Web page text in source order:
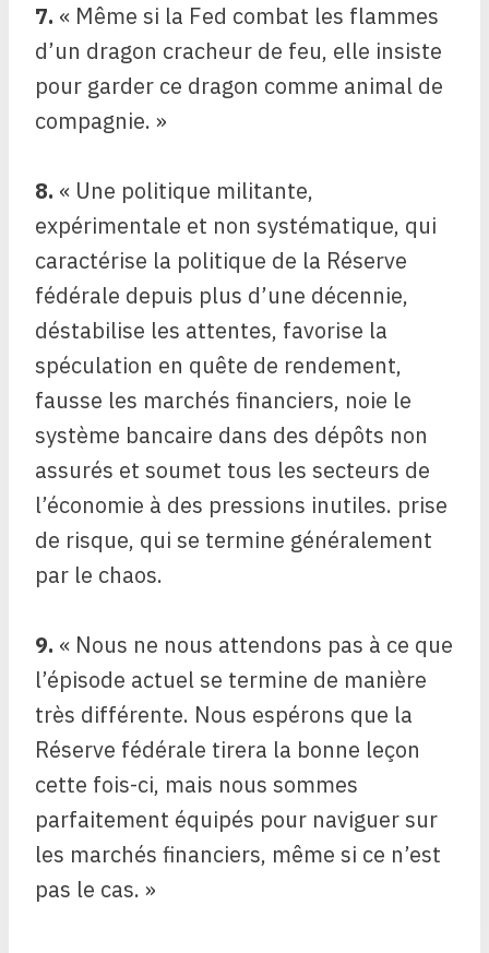
7. « Même si la Fed combat les flammes
d’un dragon cracheur de feu, elle insiste
pour garder ce dragon comme animal de
compagnie. »
8. « Une politique militante,
expérimentale et non systématique, qui
caractérise la politique de la Réserve
fédérale depuis plus d’une décennie,
déstabilise les attentes, favorise la
spéculation en quête de rendement,
fausse les marchés financiers, noie le
système bancaire dans des dépôts non
assurés et soumet tous les secteurs de
l’économie à des pressions inutiles. prise
de risque, qui se termine généralement
par le chaos.
9. « Nous ne nous attendons pas à ce que
l’épisode actuel se termine de manière
très différente. Nous espérons que la
Réserve fédérale tirera la bonne leçon
cette fois-ci, mais nous sommes
parfaitement équipés pour naviguer sur
les marchés financiers, même si ce n’est
pas le cas. »